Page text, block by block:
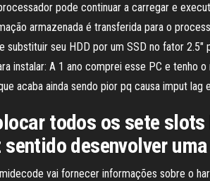
pode continuar a carregar e
armazenada é transferida para o
substituir seu HDD por um SSD no fator
instalar: A 1 ano comprei esse PC e tenho
acaba ainda sendo pior pq causa imput
todos os sete
sentido desenvolver
vai fornecer informações sobre o